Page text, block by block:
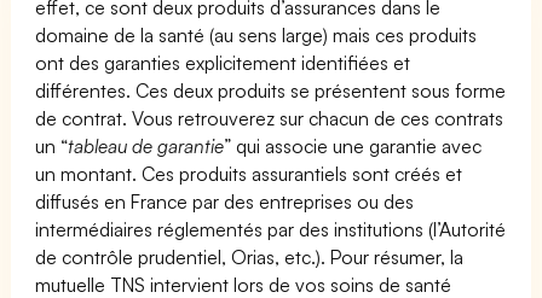
effet, ce sont deux produits d’assurances dans le
domaine de la santé (au sens large) mais ces produits
ont des garanties explicitement identifiées et
différentes. Ces deux produits se présentent sous forme
de contrat. Vous retrouverez sur chacun de ces contrats
un “tableau de garantie” qui associe une garantie avec
un montant. Ces produits assurantiels sont créés et
diffusés en France par des entreprises ou des
intermédiaires réglementés par des institutions (l’Autorité
de contrôle prudentiel, Orias, etc.). Pour résumer, la
mutuelle TNS intervient lors de vos soins de santé